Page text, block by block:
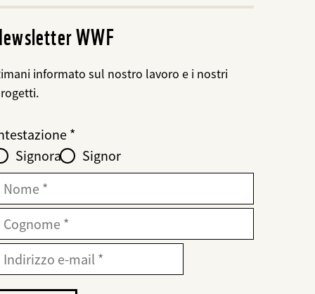
WWF
informato sul nostro lavoro e i nostri
Signora
Signor
Nome
Cognome
Mail
Indirizzo